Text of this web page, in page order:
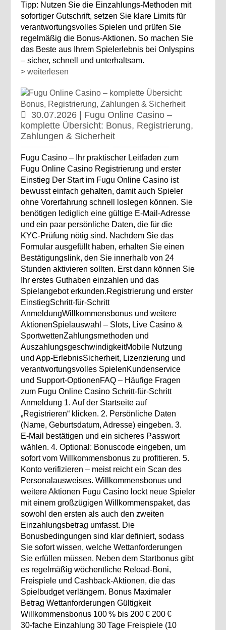
Tipp: Nutzen Sie die Einzahlungs‑Methoden mit
sofortiger Gutschrift, setzen Sie klare Limits für
verantwortungsvolles Spielen und prüfen Sie
regelmäßig die Bonus‑Aktionen. So machen Sie
das Beste aus Ihrem Spielerlebnis bei Onlyspins
– sicher, schnell und unterhaltsam.
> weiterlesen
30.07.2026 | Fugu Online Casino –
komplette Übersicht: Bonus, Registrierung,
Zahlungen & Sicherheit
Fugu Casino – Ihr praktischer Leitfaden zum
Fugu Online Casino Registrierung und erster
Einstieg Der Start im Fugu Online Casino ist
bewusst einfach gehalten, damit auch Spieler
ohne Vorerfahrung schnell loslegen können. Sie
benötigen lediglich eine gültige E‑Mail‑Adresse
und ein paar persönliche Daten, die für die
KYC‑Prüfung nötig sind. Nachdem Sie das
Formular ausgefüllt haben, erhalten Sie einen
Bestätigungslink, den Sie innerhalb von 24
Stunden aktivieren sollten. Erst dann können Sie
Ihr erstes Guthaben einzahlen und das
Spielangebot erkunden.Registrierung und erster
EinstiegSchritt‑für‑Schritt
AnmeldungWillkommensbonus und weitere
AktionenSpielauswahl – Slots, Live Casino &
SportwettenZahlungsmethoden und
AuszahlungsgeschwindigkeitMobile Nutzung
und App‑ErlebnisSicherheit, Lizenzierung und
verantwortungsvolles SpielenKundenservice
und Support-OptionenFAQ – Häufige Fragen
zum Fugu Online Casino Schritt‑für‑Schritt
Anmeldung 1. Auf der Startseite auf
„Registrieren“ klicken. 2. Persönliche Daten
(Name, Geburtsdatum, Adresse) eingeben. 3.
E‑Mail bestätigen und ein sicheres Passwort
wählen. 4. Optional: Bonuscode eingeben, um
sofort vom Willkommensbonus zu profitieren. 5.
Konto verifizieren – meist reicht ein Scan des
Personalausweises. Willkommensbonus und
weitere Aktionen Fugu Casino lockt neue Spieler
mit einem großzügigen Willkommenspaket, das
sowohl den ersten als auch den zweiten
Einzahlungsbetrag umfasst. Die
Bonusbedingungen sind klar definiert, sodass
Sie sofort wissen, welche Wettanforderungen
Sie erfüllen müssen. Neben dem Startbonus gibt
es regelmäßig wöchentliche Reload‑Boni,
Freispiele und Cashback‑Aktionen, die das
Spielbudget verlängern. Bonus Maximaler
Betrag Wettanforderungen Gültigkeit
Willkommensbonus 100 % bis 200 € 200 €
30‑fache Einzahlung 30 Tage Freispiele (10